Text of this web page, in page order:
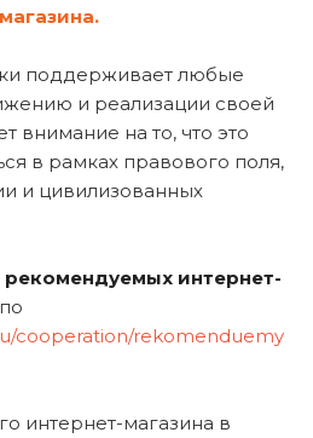
поддерживает любые
и реализации своей
внимание на то, что это
в рамках правового поля,
и цивилизованных
интернет-
cooperation/rekomenduemy
интернет-магазина в